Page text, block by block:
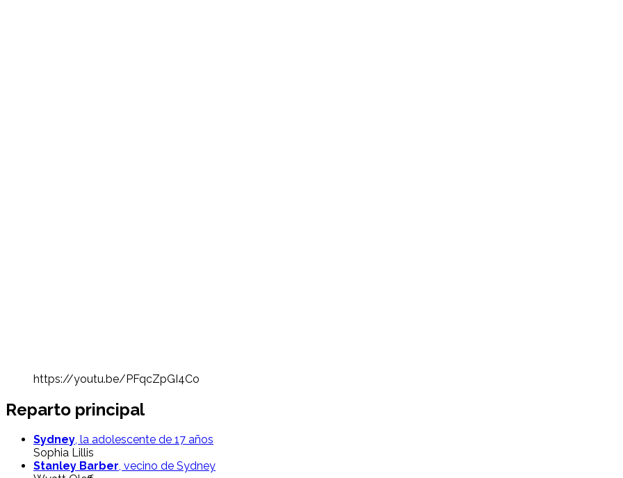
https://youtu.be/PFqcZpGI4Co
Reparto principal
Sydney, la adolescente de 17 años
Sophia Lillis
Stanley Barber, vecino de Sydney